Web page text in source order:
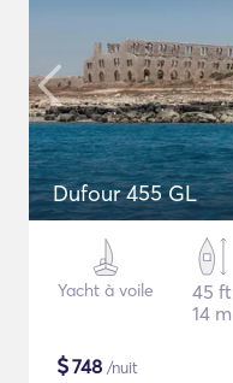
Dufour 455 GL
Yacht à voile
45 ft
14 m
$748 /nuit